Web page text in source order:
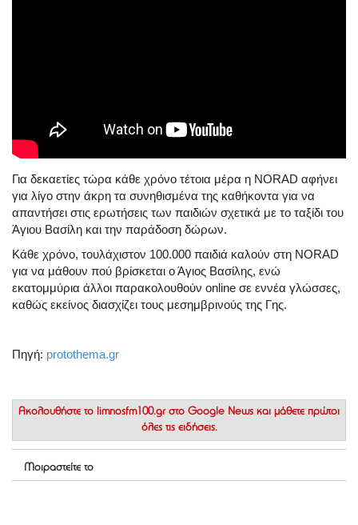
Για δεκαετίες τώρα κάθε χρόνο τέτοια μέρα η NORAD αφήνει
για λίγο στην άκρη τα συνηθισμένα της καθήκοντα για να
απαντήσει στις ερωτήσεις των παιδιών σχετικά με το ταξίδι του
Άγιου Βασίλη και την παράδοση δώρων.
Κάθε χρόνο, τουλάχιστον 100.000 παιδιά καλούν στη NORAD
για να μάθουν πού βρίσκεται ο Άγιος Βασίλης, ενώ
εκατομμύρια άλλοι παρακολουθούν online σε εννέα γλώσσες,
καθώς εκείνος διασχίζει τους μεσημβρινούς της Γης.
Πηγή: protothema.gr
Ακολουθήστε το limnosfm100.gr στο Google News και μάθετε πρώτοι
όλες τις ειδήσεις.
Μοιραστείτε το